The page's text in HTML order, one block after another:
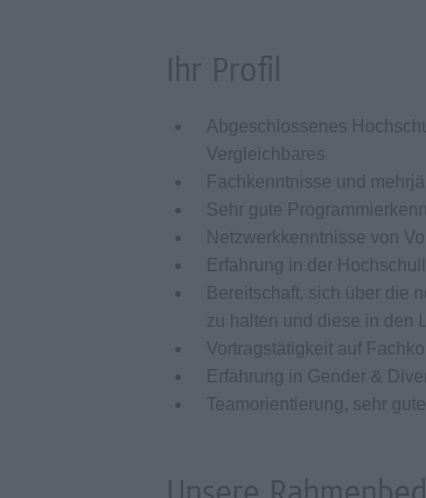
Ihr Profil
Abgeschlossenes
Vergleichbares
Fachkenntnisse und
Sehr gute
Netzwerkkenntnisse von
Erfahrung in der
Bereitschaft, sich über die
zu halten und diese in den
Vortragstätigkeit auf
Erfahrung in Gender &
Teamorientierung, sehr